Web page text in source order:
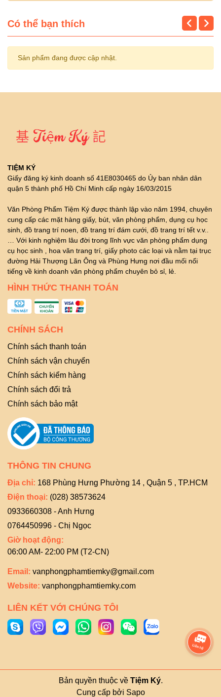
Có thể bạn thích
Sản phẩm đang được cập nhật.
TIỆM KÝ
Giấy đăng ký kinh doanh số 41E8030465 do Ủy ban nhân dân
quận 5 thành phố Hồ Chí Minh cấp ngày 16/03/2015
Văn Phòng Phẩm Tiệm Ký được thành lập vào năm 1994, chuyên
cung cấp các mặt hàng giấy, bút, văn phòng phẩm, dụng cụ học
sinh, đồ trang trí noen, đồ trang trí đám cưới, đồ trang trí tết v.v..
… Với kinh nghiệm lâu đời trong lĩnh vực văn phòng phẩm dụng
cụ học sinh , hoa văn trang trí, giấy photo các loại và nằm tại trục
đường Hải Thượng Lãn Ông và Phùng Hưng nơi đầu mối nổi
tiếng về kinh doanh văn phòng phẩm chuyên bỏ sỉ, lẻ.
HÌNH THỨC THANH TOÁN
CHÍNH SÁCH
Chính sách thanh toán
Chính sách vận chuyển
Chính sách kiểm hàng
Chính sách đổi trả
Chính sách bảo mật
THÔNG TIN CHUNG
Địa chỉ: 168 Phùng Hưng Phường 14 , Quận 5 , TP.HCM
Điện thoại: (028) 38573624
0933660308 - Anh Hưng
0764450996 - Chị Ngọc
Giờ hoạt động:
06:00 AM- 22:00 PM (T2-CN)
Email: vanphongphamtiemky@gmail.com
Website: vanphongphamtiemky.com
LIÊN KẾT VỚI CHÚNG TÔI
Bản quyền thuộc về Tiệm Ký.
Cung cấp bởi Sapo